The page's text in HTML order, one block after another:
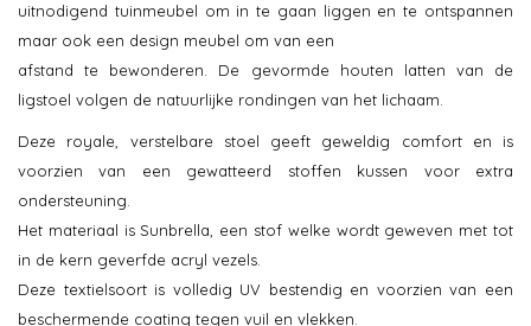
uitnodigend tuinmeubel om in te gaan liggen en te ontspannen
maar ook een design meubel om van een
afstand te bewonderen. De gevormde houten latten van de
ligstoel volgen de natuurlijke rondingen van het lichaam.
Deze royale, verstelbare stoel geeft geweldig comfort en is
voorzien van een gewatteerd stoffen kussen voor extra
ondersteuning.
Het materiaal is Sunbrella, een stof welke wordt geweven met tot
in de kern geverfde acryl vezels.
Deze textielsoort is volledig UV bestendig en voorzien van een
beschermende coating tegen vuil en vlekken.